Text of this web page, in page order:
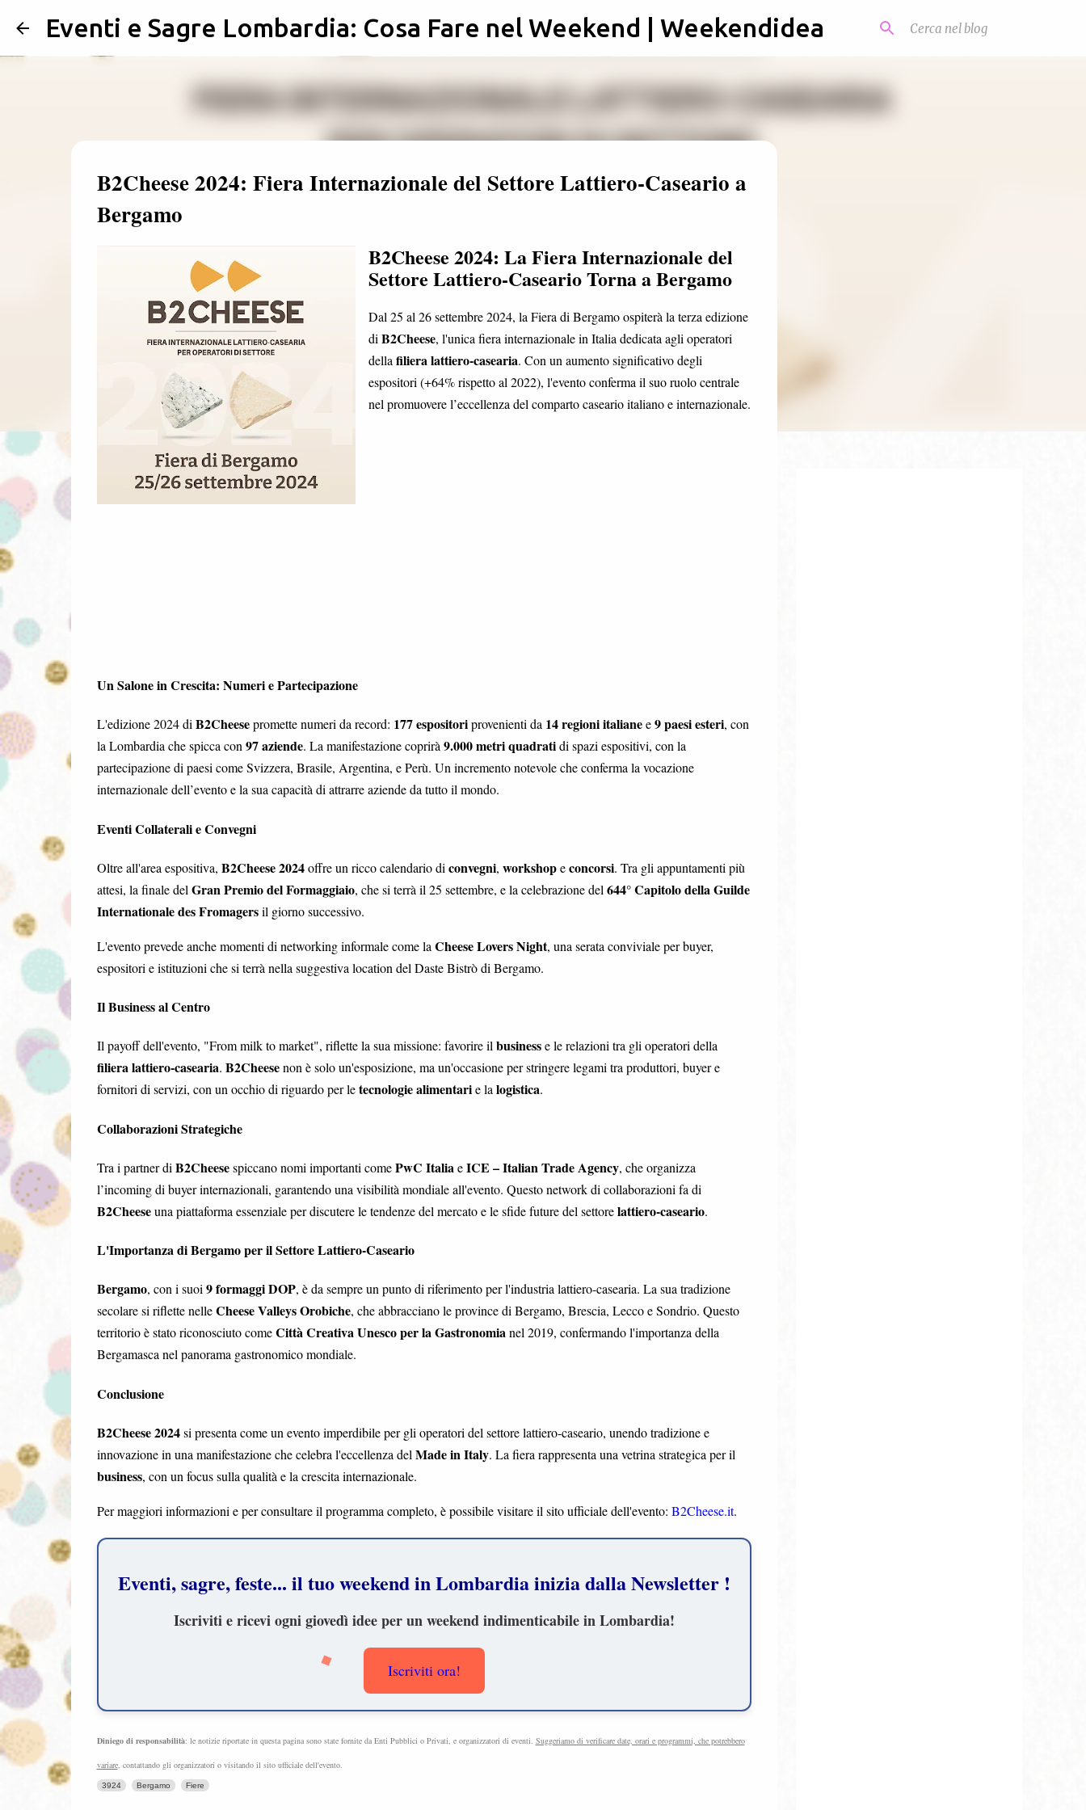
Passa ai contenuti principali
Eventi e Sagre Lombardia: Cosa Fare nel Weekend | Weekendidea
B2Cheese 2024: Fiera Internazionale del Settore Lattiero-Caseario a
Bergamo
B2Cheese 2024: La Fiera Internazionale del
Settore Lattiero-Caseario Torna a Bergamo
Dal 25 al 26 settembre 2024, la Fiera di Bergamo ospiterà la terza edizione
di B2Cheese, l'unica fiera internazionale in Italia dedicata agli operatori
della filiera lattiero-casearia. Con un aumento significativo degli
espositori (+64% rispetto al 2022), l'evento conferma il suo ruolo centrale
nel promuovere l’eccellenza del comparto caseario italiano e internazionale.
Un Salone in Crescita: Numeri e Partecipazione
L'edizione 2024 diB2Cheesepromette numeri da record: 177 espositoriprovenienti da 14 regioni italianee9 paesi esteri, con
la Lombardia che spicca con97 aziende. La manifestazione coprirà9.000 metri quadratidi spazi espositivi, con la
partecipazione di paesi come Svizzera, Brasile, Argentina, e Perù. Un incremento notevole che conferma la vocazione
internazionale dell’evento e la sua capacità di attrarre aziende da tutto il mondo.
Eventi Collaterali e Convegni
Oltre all'area espositiva, B2Cheese 2024offre un ricco calendario di convegni, workshopeconcorsi. Tra gli appuntamenti più
attesi, la finale del Gran Premio del Formaggiaio, che si terrà il 25 settembre, e la celebrazione del 644° Capitolo della Guilde
Internationale des Fromagersil giorno successivo.
L'evento prevede anche momenti di networking informale come la Cheese Lovers Night, una serata conviviale per buyer,
espositori e istituzioni che si terrà nella suggestiva location del Daste Bistrò di Bergamo.
Il Business al Centro
Il payoff dell'evento, "From milk to market", riflette la sua missione: favorire ilbusinesse le relazioni tra gli operatori della
filiera lattiero-casearia. B2Cheesenon è solo un'esposizione, ma un'occasione per stringere legami tra produttori, buyer e
fornitori di servizi, con un occhio di riguardo per letecnologie alimentarie lalogistica.
Collaborazioni Strategiche
Tra i partner di B2Cheesespiccano nomi importanti comePwC Italia eICE – Italian Trade Agency, che organizza
l’incoming di buyer internazionali, garantendo una visibilità mondiale all'evento. Questo network di collaborazioni fa di
B2Cheeseuna piattaforma essenziale per discutere le tendenze del mercato e le sfide future del settorelattiero-caseario.
L'Importanza di Bergamo per il Settore Lattiero-Caseario
Bergamo, con i suoi9 formaggi DOP, è da sempre un punto di riferimento per l'industria lattiero-casearia. La sua tradizione
secolare si riflette nelleCheese Valleys Orobiche, che abbracciano le province di Bergamo, Brescia, Lecco e Sondrio. Questo
territorio è stato riconosciuto comeCittà Creativa Unesco per la Gastronomianel 2019, confermando l'importanza della
Bergamasca nel panorama gastronomico mondiale.
Conclusione
B2Cheese 2024si presenta come un evento imperdibile per gli operatori del settore lattiero-caseario, unendo tradizione e
innovazione in una manifestazione che celebra l'eccellenza del Made in Italy. La fiera rappresenta una vetrina strategica per il
business, con un focus sulla qualità e la crescita internazionale.
Per maggiori informazioni e per consultare il programma completo, è possibile visitare il sito ufficiale dell'evento: B2Cheese.it.
Eventi, sagre, feste... il tuo weekend in Lombardia inizia dalla Newsletter !
Iscriviti e ricevi ogni giovedì idee per un weekend indimenticabile in Lombardia!
Iscriviti ora!
Diniego di responsabilità: le notizie riportate in questa pagina sono state fornite da Enti Pubblici o Privati, e organizzatori di eventi. Suggeriamo di verificare date, orari e programmi, che potrebbero
variare, contattando gli organizzatori o visitando il sito ufficiale dell'evento.
3924 Bergamo Fiere